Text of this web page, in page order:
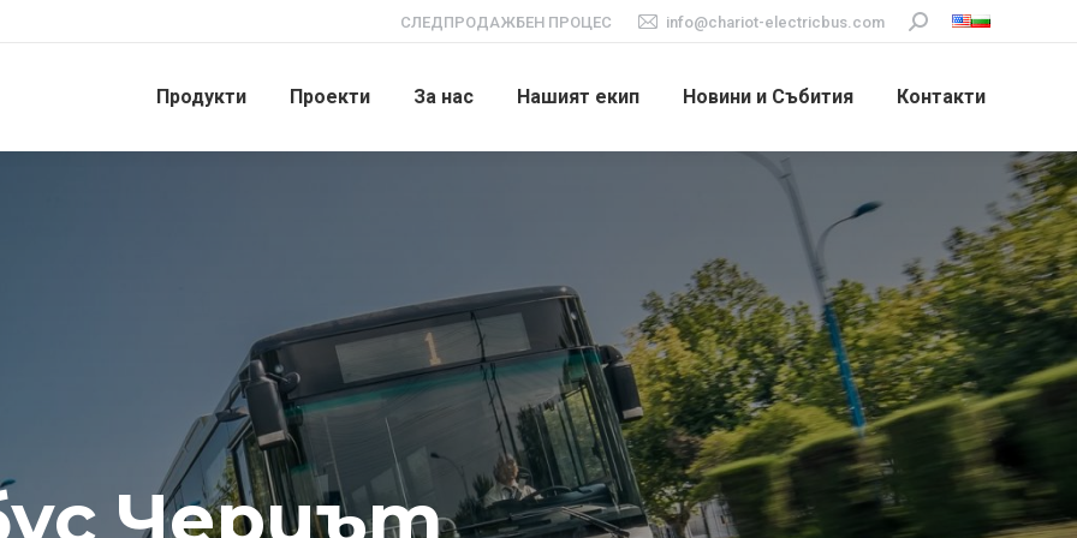
СЛЕДПРОДАЖБЕН ПРОЦЕС info@chariot-electricbus.com Search:
Продукти Проекти За нас Нашият екип Новини и Събития Контакти
Чериът